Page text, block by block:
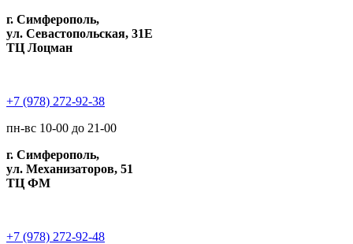
г. Симферополь,
ул. Севастопольская, 31Е
ТЦ Лоцман
+7 (978) 272-92-38
пн-вс 10-00 до 21-00
г. Симферополь,
ул. Механизаторов, 51
ТЦ ФМ
+7 (978) 272-92-48